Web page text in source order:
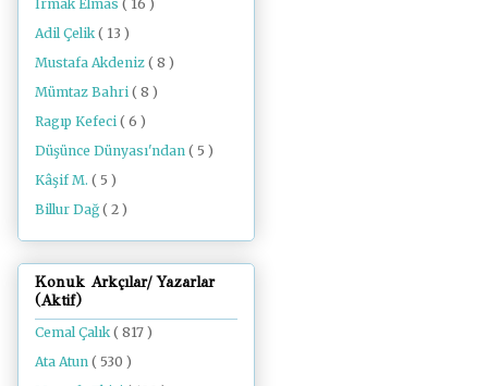
Irmak Elmas ( 16 )
Adil Çelik ( 13 )
Mustafa Akdeniz ( 8 )
Mümtaz Bahri ( 8 )
Ragıp Kefeci ( 6 )
Düşünce Dünyası'ndan ( 5 )
Kâşif M. ( 5 )
Billur Dağ ( 2 )
Konuk Arkçılar/ Yazarlar
(Aktif)
Cemal Çalık( 817 )
Ata Atun ( 530 )